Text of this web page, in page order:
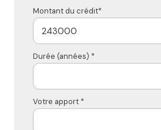
Montant du crédit*
Durée (années) *
Votre apport *